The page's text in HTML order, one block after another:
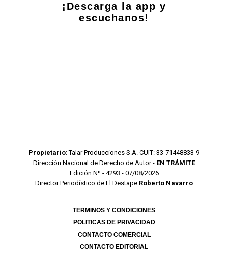
¡Descarga la app y
escuchanos!
Propietario: Talar Producciones S.A. CUIT: 33-71448833-9
Dirección Nacional de Derecho de Autor - EN TRÁMITE
Edición Nº - 4293 - 07/08/2026
Director Periodístico de El Destape Roberto Navarro
TERMINOS Y CONDICIONES
POLITICAS DE PRIVACIDAD
CONTACTO COMERCIAL
CONTACTO EDITORIAL